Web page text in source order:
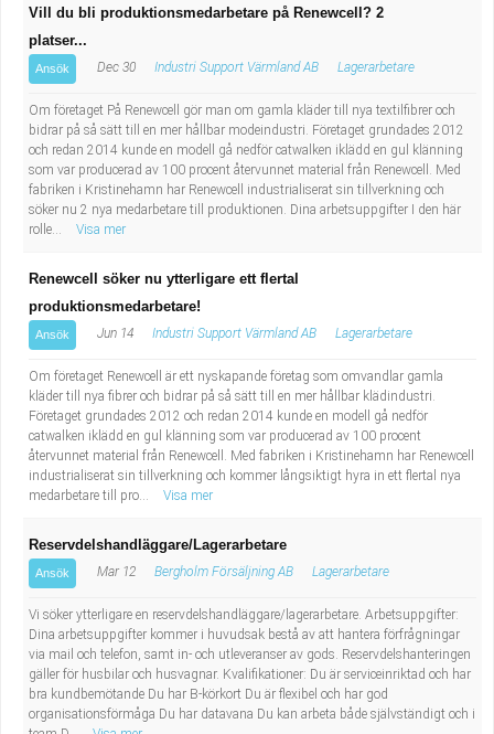
Vill du bli produktionsmedarbetare på Renewcell? 2
platser...
Ansök Dec 30 Industri Support Värmland AB Lagerarbetare
Om företaget På Renewcell gör man om gamla kläder till nya textilfibrer och
bidrar på så sätt till en mer hållbar modeindustri. Företaget grundades 2012
och redan 2014 kunde en modell gå nedför catwalken iklädd en gul klänning
som var producerad av 100 procent återvunnet material från Renewcell. Med
fabriken i Kristinehamn har Renewcell industrialiserat sin tillverkning och
söker nu 2 nya medarbetare till produktionen. Dina arbetsuppgifter I den här
rolle...
Visa mer
Renewcell söker nu ytterligare ett flertal
produktionsmedarbetare!
Ansök Jun 14 Industri Support Värmland AB Lagerarbetare
Om företaget Renewcell är ett nyskapande företag som omvandlar gamla
kläder till nya fibrer och bidrar på så sätt till en mer hållbar klädindustri.
Företaget grundades 2012 och redan 2014 kunde en modell gå nedför
catwalken iklädd en gul klänning som var producerad av 100 procent
återvunnet material från Renewcell. Med fabriken i Kristinehamn har Renewcell
industrialiserat sin tillverkning och kommer långsiktigt hyra in ett flertal nya
medarbetare till pro...
Visa mer
Reservdelshandläggare/Lagerarbetare
Ansök Mar 12 Bergholm Försäljning AB Lagerarbetare
Vi söker ytterligare en reservdelshandläggare/lagerarbetare. Arbetsuppgifter:
Dina arbetsuppgifter kommer i huvudsak bestå av att hantera förfrågningar
via mail och telefon, samt in- och utleveranser av gods. Reservdelshanteringen
gäller för husbilar och husvagnar. Kvalifikationer: Du är serviceinriktad och har
bra kundbemötande Du har B-körkort Du är flexibel och har god
organisationsförmåga Du har datavana Du kan arbeta både självständigt och i